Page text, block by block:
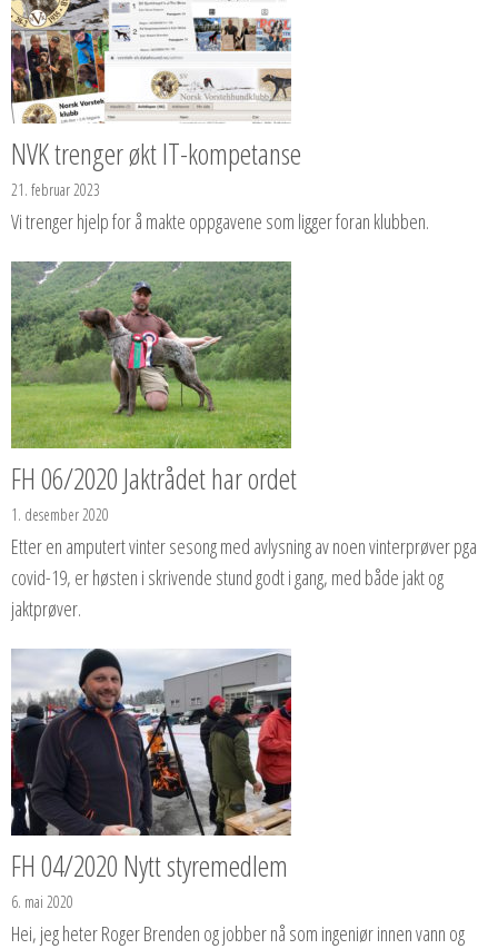
NVK trenger økt IT-kompetanse
21. februar 2023
Vi trenger hjelp for å makte oppgavene som ligger foran klubben.
FH 06/2020 Jaktrådet har ordet
1. desember 2020
Etter en amputert vinter sesong med avlysning av noen vinterprøver pga
covid-19, er høsten i skrivende stund godt i gang, med både jakt og
jaktprøver.
FH 04/2020 Nytt styremedlem
6. mai 2020
Hei, jeg heter Roger Brenden og jobber nå som ingeniør innen vann og